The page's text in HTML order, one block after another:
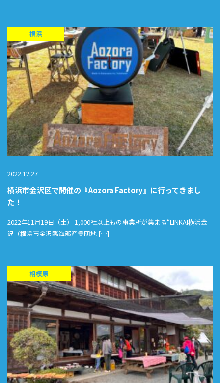
横浜
2022.12.27
横浜市金沢区で開催の『Aozora Factory』に行ってきまし
た！
2022年11月19日（土） 1,000社以上もの事業所が集まる“LINKAI横浜金
沢（横浜市金沢臨海部産業団地 […]
相模原